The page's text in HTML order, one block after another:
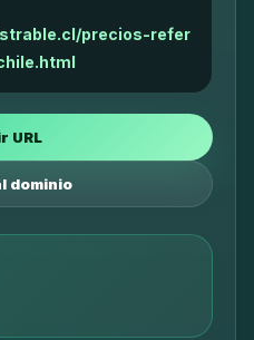
precios-refer
URL
dominio